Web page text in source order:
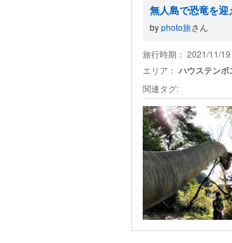
無人島で恐竜を迎
byphoto旅さん
旅行時期： 2021/11/
エリア： ハウステンボ
関連タグ: